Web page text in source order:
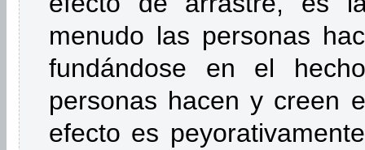
menudo las personas
fundándose en el
personas hacen y creen
efecto es